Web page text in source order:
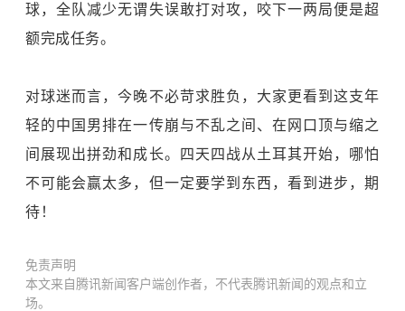
球，全队减少无谓失误敢打对攻，咬下一两局便是超
额完成任务。
对球迷而言，今晚不必苛求胜负，大家更看到这支年
轻的中国男排在一传崩与不乱之间、在网口顶与缩之
间展现出拼劲和成长。四天四战从土耳其开始，哪怕
不可能会赢太多，但一定要学到东西，看到进步，期
待！
免责声明
本文来自腾讯新闻客户端创作者，不代表腾讯新闻的观点和立
场。